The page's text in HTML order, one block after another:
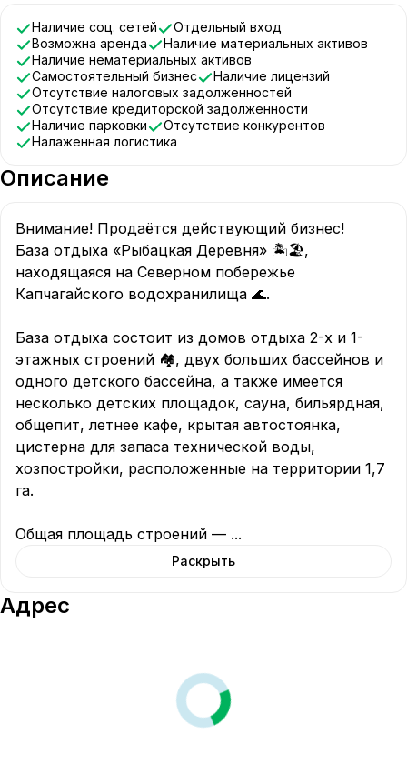
Наличие соц. сетей
Отдельный вход
Возможна аренда
Наличие материальных активов
Наличие нематериальных активов
Самостоятельный бизнес
Наличие лицензий
Отсутствие налоговых задолженностей
Отсутствие кредиторской задолженности
Наличие парковки
Отсутствие конкурентов
Налаженная логистика
Описание
Внимание! Продаётся действующий бизнес!
База отдыха «Рыбацкая Деревня» 🏝🏖,
находящаяся на Северном побережье
Капчагайского водохранилища 🌊.
База отдыха состоит из домов отдыха 2-х и 1-
этажных строений 🏘, двух больших бассейнов и
одного детского бассейна, а также имеется
несколько детских площадок, сауна, бильярдная,
общепит, летнее кафе, крытая автостоянка,
цистерна для запаса технической воды,
хозпостройки, расположенные на территории 1,7
га.
Общая площадь строений — ...
Раскрыть
Адрес